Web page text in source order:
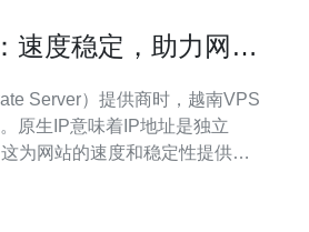
速度稳定，助力网站
Server）提供商时，越南VPS
原生IP意味着IP地址是独立
为网站的速度和稳定性提供了
重要。越南VPS原生IP提供了